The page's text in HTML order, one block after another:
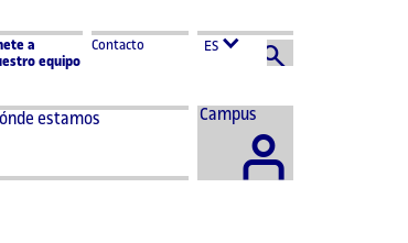
a
equipo
Contacto ES
estamos
Acceder
Campus